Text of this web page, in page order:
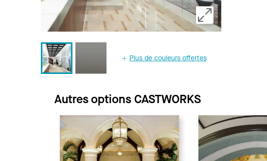
Plus de couleurs offertes
Autres options CASTWORKS